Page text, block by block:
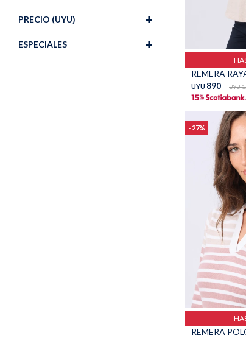
UYU 890 UYU
27
Talle
PRECIO (UYU)
ESPECIALES